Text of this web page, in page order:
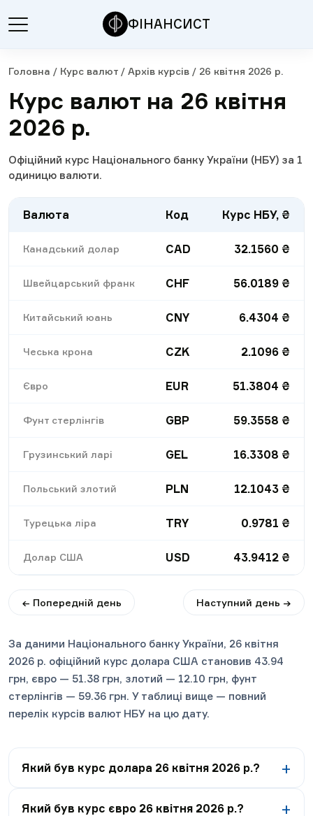
ФІНАНСИСТ
Головна / Курс валют / Архів курсів / 26 квітня 2026 р.
Курс валют на 26 квітня
2026 р.
Офіційний курс Національного банку України (НБУ) за 1
одиницю валюти.
Валюта Код Курс НБУ, ₴
Канадський долар CAD 32.1560 ₴
Швейцарський франк CHF 56.0189 ₴
Китайський юань CNY 6.4304 ₴
Чеська крона CZK 2.1096 ₴
Євро EUR 51.3804 ₴
Фунт стерлінгів GBP 59.3558 ₴
Грузинський ларі GEL 16.3308 ₴
Польський злотий PLN 12.1043 ₴
Турецька ліра TRY 0.9781 ₴
Долар США USD 43.9412 ₴
← Попередній день Наступний день →
За даними Національного банку України, 26 квітня
2026 р. офіційний курс долара США становив 43.94
грн, євро — 51.38 грн, злотий — 12.10 грн, фунт
стерлінгів — 59.36 грн. У таблиці вище — повний
перелік курсів валют НБУ на цю дату.
Який був курс долара 26 квітня 2026 р.?
Який був курс євро 26 квітня 2026 р.?